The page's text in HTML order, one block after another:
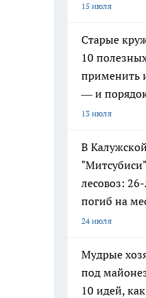
15 июля
Старые
10
применить
— и
13 июля
В
лесовоз:
погиб на
24 июля
Мудрые
под
10 идей,